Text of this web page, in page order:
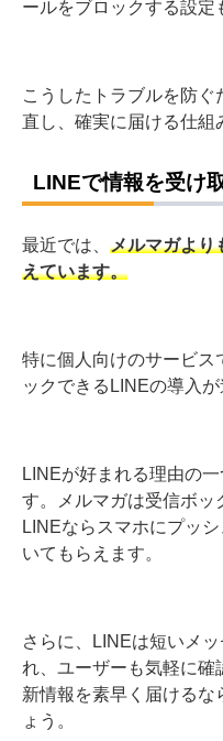
ールをブロックする設定
こうしたトラブルを防
直し、確実に届ける仕組
LINEで情報を受け
最近では、 メルマガより
えています。
特に個人向けのサービス
ックできるLINEの導入が
LINEが好まれる理由の
す。メルマガは受信ボッ
LINEならスマホにプッ
いてもらえます。
さらに、LINEは短いメ
れ、ユーザーも気軽に確
新情報を素早く届けるな
ょう。